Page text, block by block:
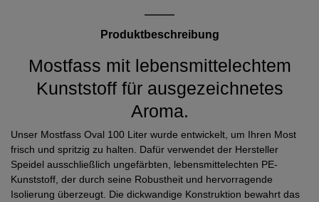
Produktbeschreibung
Mostfass mit lebensmittelechtem
Kunststoff für ausgezeichnetes
Aroma.
Unser Mostfass Oval 100 Liter wurde entwickelt, um Ihren Most
frisch und spritzig zu halten. Dafür verwendet der Hersteller
Speidel ausschließlich ungefärbten, lebensmittelechten PE-
Kunststoff, der durch seine Robustheit und hervorragende
Isolierung überzeugt. Die dickwandige Konstruktion bewahrt das